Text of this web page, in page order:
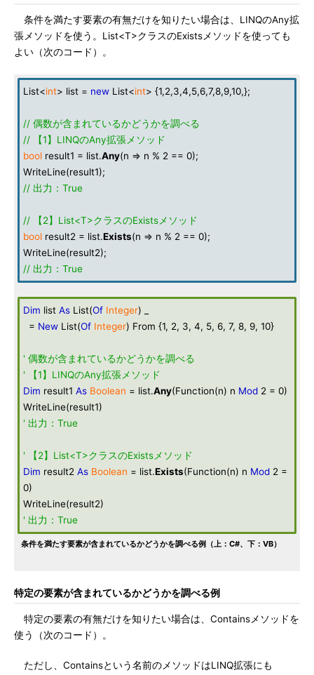
条件を満たす要素の有無だけを知りたい場合は、LINQのAny拡
張メソッドを使う。List<T>クラスのExistsメソッドを使っても
よい（次のコード）。
List<int> list = new List<int> {1,2,3,4,5,6,7,8,9,10,};
// 偶数が含まれているかどうかを調べる
// 【1】LINQのAny拡張メソッド
bool result1 = list.Any(n => n % 2 == 0);
WriteLine(result1);
// 出力：True
// 【2】List<T>クラスのExistsメソッド
bool result2 = list.Exists(n => n % 2 == 0);
WriteLine(result2);
// 出力：True
Dim list As List(Of Integer) _
= New List(Of Integer) From {1, 2, 3, 4, 5, 6, 7, 8, 9, 10}
' 偶数が含まれているかどうかを調べる
' 【1】LINQのAny拡張メソッド
Dim result1 As Boolean = list.Any(Function(n) n Mod 2 = 0)
WriteLine(result1)
' 出力：True
' 【2】List<T>クラスのExistsメソッド
Dim result2 As Boolean = list.Exists(Function(n) n Mod 2 =
0)
WriteLine(result2)
' 出力：True
条件を満たす要素が含まれているかどうかを調べる例（上：C#、下：VB）
特定の要素が含まれているかどうかを調べる例
特定の要素の有無だけを知りたい場合は、Containsメソッドを
使う（次のコード）。
ただし、Containsという名前のメソッドはLINQ拡張にも